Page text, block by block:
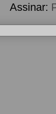
Assinar: